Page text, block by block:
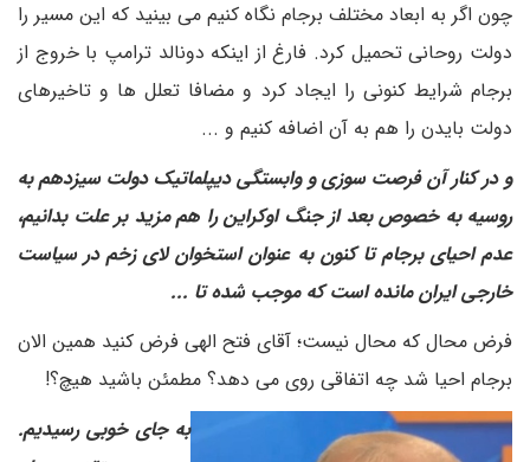
چون اگر به ابعاد مختلف برجام نگاه کنیم می بینید که این مسیر را
دولت روحانی تحمیل کرد. فارغ از اینکه دونالد ترامپ با خروج از
برجام شرایط کنونی را ایجاد کرد و مضافا تعلل ها و تاخیرهای
دولت بایدن را هم به آن اضافه کنیم و ...
و در کنار آن فرصت سوزی و وابستگی دیپلماتیک دولت سیزدهم به
روسیه به خصوص بعد از جنگ اوکراین را هم مزید بر علت بدانیم،
عدم احیای برجام تا کنون به عنوان استخوان لای زخم در سیاست
خارجی ایران مانده است که موجب شده تا ...
فرض محال که محال نیست؛ آقای فتح الهی فرض کنید همین الان
برجام احیا شد چه اتفاقی روی می دهد؟ مطمئن باشید هیچ؟!
به جای خوبی رسیدیم.